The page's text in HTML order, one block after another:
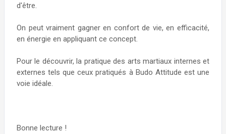
d'être.
On peut vraiment gagner en confort de vie, en efficacité,
en énergie en appliquant ce concept.
Pour le découvrir, la pratique des arts martiaux internes et
externes tels que ceux pratiqués à Budo Attitude est une
voie idéale.
Bonne lecture !